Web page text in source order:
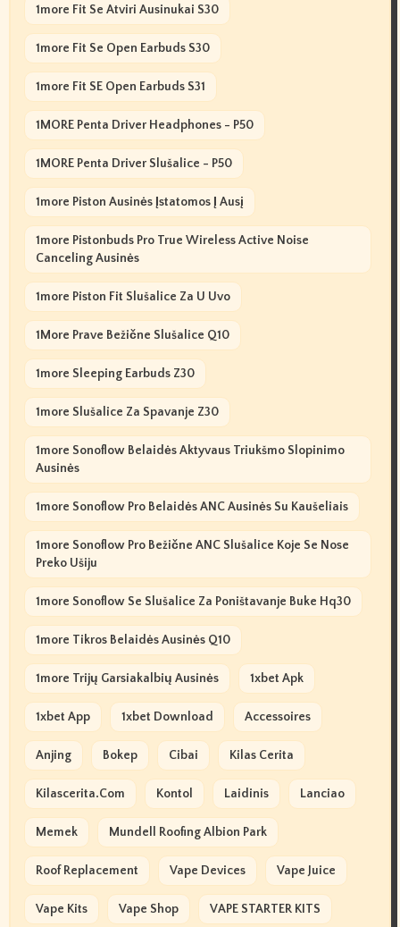
1more Fit Se Atviri Ausinukai S30
1more Fit Se Open Earbuds S30
1more Fit SE Open Earbuds S31
1MORE Penta Driver Headphones - P50
1MORE Penta Driver Slušalice - P50
1more Piston Ausinės Įstatomos Į Ausį
1more Pistonbuds Pro True Wireless Active Noise
Canceling Ausinės
1more Piston Fit Slušalice Za U Uvo
1More Prave Bežične Slušalice Q10
1more Sleeping Earbuds Z30
1more Slušalice Za Spavanje Z30
1more Sonoflow Belaidės Aktyvaus Triukšmo Slopinimo
Ausinės
1more Sonoflow Pro Belaidės ANC Ausinės Su Kaušeliais
1more Sonoflow Pro Bežične ANC Slušalice Koje Se Nose
Preko Ušiju
1more Sonoflow Se Slušalice Za Poništavanje Buke Hq30
1more Tikros Belaidės Ausinės Q10
1more Trijų Garsiakalbių Ausinės 1xbet Apk
1xbet App 1xbet Download Accessoires
Anjing Bokep Cibai Kilas Cerita
Kilascerita.com Kontol Laidinis Lanciao
Memek Mundell Roofing Albion Park
Roof Replacement Vape Devices Vape Juice
Vape Kits Vape Shop VAPE STARTER KITS